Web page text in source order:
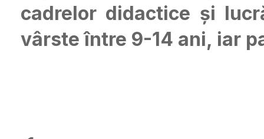
cadrelor didactice și
vârste între 9-14 ani, iar